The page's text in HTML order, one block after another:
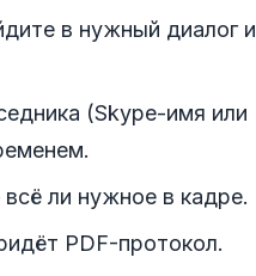
в нужный диалог и
(Skype-имя или
ли нужное в кадре.
PDF-протокол.